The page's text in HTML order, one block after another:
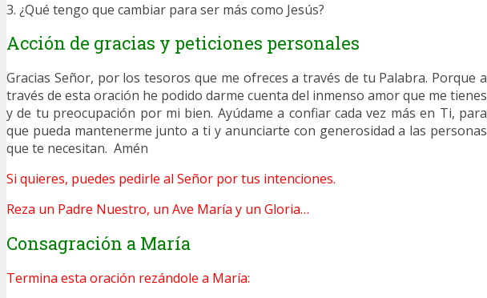
3. ¿Qué tengo que cambiar para ser más como Jesús?
Acción de gracias y peticiones personales
Gracias Señor, por los tesoros que me ofreces a través de tu Palabra. Porque a
través de esta oración he podido darme cuenta del inmenso amor que me tienes
y de tu preocupación por mi bien. Ayúdame a confiar cada vez más en Ti, para
que pueda mantenerme junto a ti y anunciarte con generosidad a las personas
que te necesitan. Amén
Si quieres, puedes pedirle al Señor por tus intenciones.
Reza un Padre Nuestro, un Ave María y un Gloria…
Consagración a María
Termina esta oración rezándole a María: